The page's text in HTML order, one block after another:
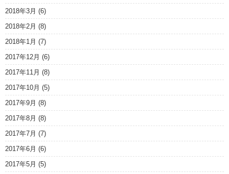
2018年3月 (6)
2018年2月 (8)
2018年1月 (7)
2017年12月 (6)
2017年11月 (8)
2017年10月 (5)
2017年9月 (8)
2017年8月 (8)
2017年7月 (7)
2017年6月 (6)
2017年5月 (5)